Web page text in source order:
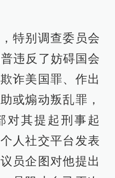
特别调查委员会
违反了妨碍国会
诈美国罪、作出
或煽动叛乱罪，
对其提起刑事起
人社交平台发表
员企图对他提出